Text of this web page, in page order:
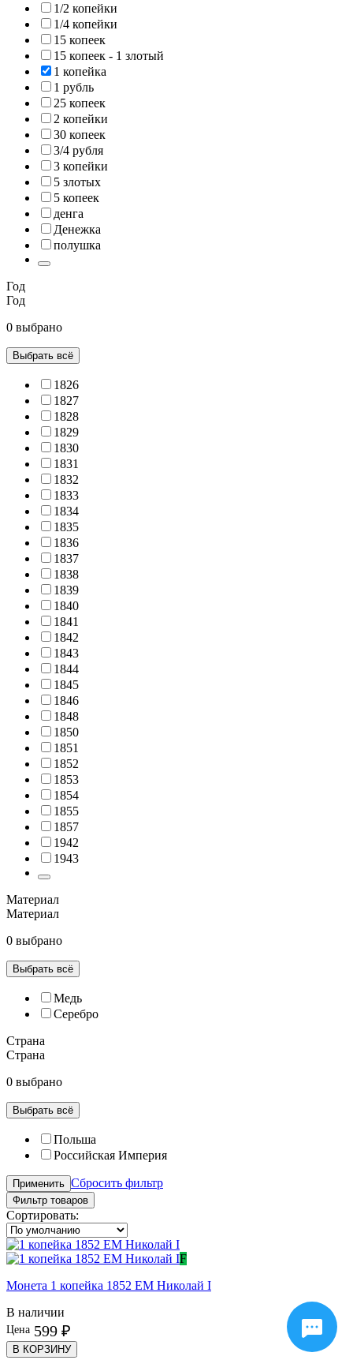
1/2 копейки
1/4 копейки
15 копеек
15 копеек - 1 злотый
1 копейка
1 рубль
25 копеек
2 копейки
30 копеек
3/4 рубля
3 копейки
5 злотых
5 копеек
денга
Денежка
полушка
Год
Год
0 выбрано
Выбрать всё
1826
1827
1828
1829
1830
1831
1832
1833
1834
1835
1836
1837
1838
1839
1840
1841
1842
1843
1844
1845
1846
1848
1850
1851
1852
1853
1854
1855
1857
1942
1943
Материал
Материал
0 выбрано
Выбрать всё
Медь
Серебро
Страна
Страна
0 выбрано
Выбрать всё
Польша
Российская Империя
Применить Сбросить фильтр
Фильтр товаров
Сортировать:
F
Монета 1 копейка 1852 EM Николай I
В наличии
Цена 599 ₽
В КОРЗИНУ